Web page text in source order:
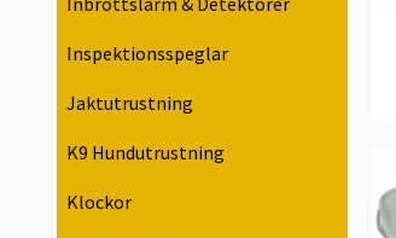
Inspektionsspeglar
Jaktutrustning
K9 Hundutrustning
Klockor